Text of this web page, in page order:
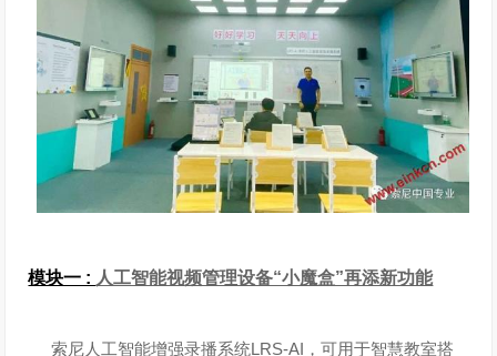
模块一 : 人工智能视频管理设备“小魔盒”再添新功能
索尼人工智能增强录播系统LRS-AI，可用于智慧教室搭